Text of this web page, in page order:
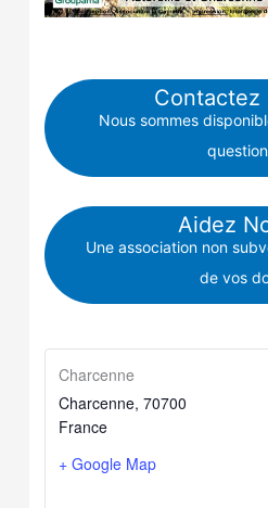
Contactez
Nous sommes
Aidez
Une association non
de vos
Charcenne
Charcenne, 70700
France
+ Google Map